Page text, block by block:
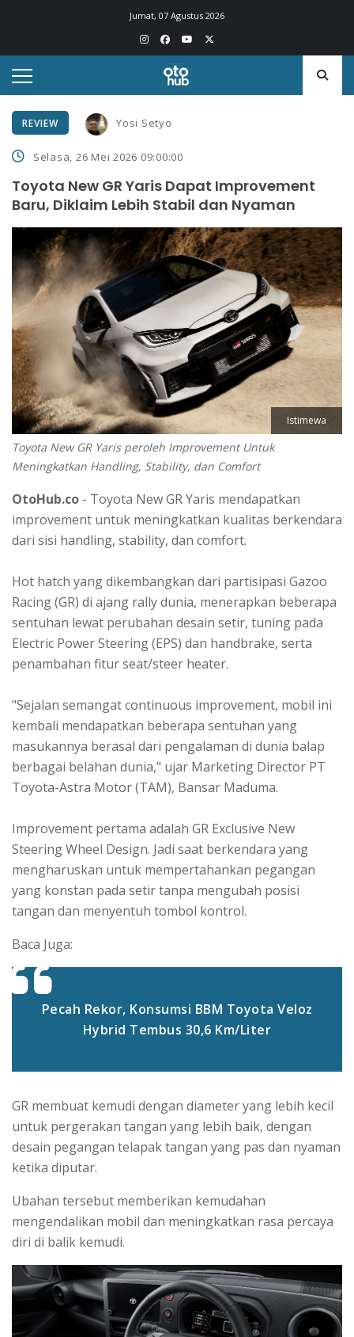
Jumat, 07 Agustus 2026
REVIEW Yosi Setyo
Selasa, 26 Mei 2026 09:00:00
Toyota New GR Yaris Dapat Improvement
Baru, Diklaim Lebih Stabil dan Nyaman
Istimewa
Toyota New GR Yaris peroleh Improvement Untuk
Meningkatkan Handling, Stability, dan Comfort
OtoHub.co - Toyota New GR Yaris mendapatkan
improvement untuk meningkatkan kualitas berkendara
dari sisi handling, stability, dan comfort.
Hot hatch yang dikembangkan dari partisipasi Gazoo
Racing (GR) di ajang rally dunia, menerapkan beberapa
sentuhan lewat perubahan desain setir, tuning pada
Electric Power Steering (EPS) dan handbrake, serta
penambahan fitur seat/steer heater.
"Sejalan semangat continuous improvement, mobil ini
kembali mendapatkan beberapa sentuhan yang
masukannya berasal dari pengalaman di dunia balap
berbagai belahan dunia," ujar Marketing Director PT
Toyota-Astra Motor (TAM), Bansar Maduma.
Improvement pertama adalah GR Exclusive New
Steering Wheel Design. Jadi saat berkendara yang
mengharuskan untuk mempertahankan pegangan
yang konstan pada setir tanpa mengubah posisi
tangan dan menyentuh tombol kontrol.
Baca Juga:
Pecah Rekor, Konsumsi BBM Toyota Veloz
Hybrid Tembus 30,6 Km/Liter
GR membuat kemudi dengan diameter yang lebih kecil
untuk pergerakan tangan yang lebih baik, dengan
desain pegangan telapak tangan yang pas dan nyaman
ketika diputar.
Ubahan tersebut memberikan kemudahan
mengendalikan mobil dan meningkatkan rasa percaya
diri di balik kemudi.